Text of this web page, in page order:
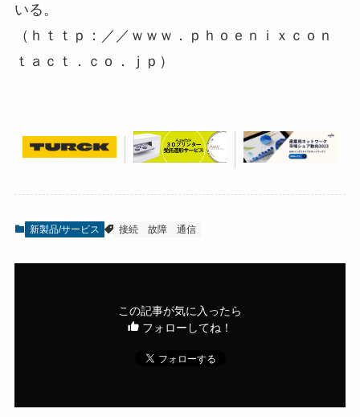
いる。
（ｈｔｔｐ：／／ｗｗｗ．ｐｈｏｅｎｉｘｃｏｎ
ｔａｃｔ．ｃｏ．ｊｐ）
新製品/サービス 接続 故障 通信
この記事が気に入ったら
フォローしてね！